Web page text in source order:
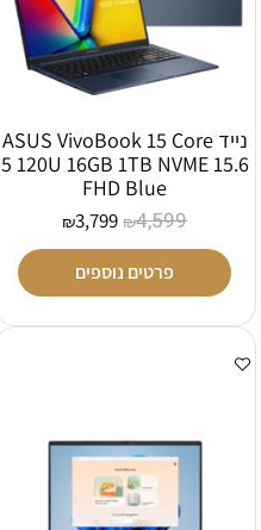
נייד ASUS VivoBook 15 Core
5 120U 16GB 1TB NVME 15.6
FHD Blue
₪4,599
₪3,799
פרטים נוספים